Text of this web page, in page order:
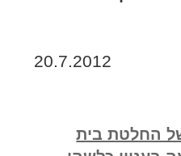
20.7.2012
החלטת בית